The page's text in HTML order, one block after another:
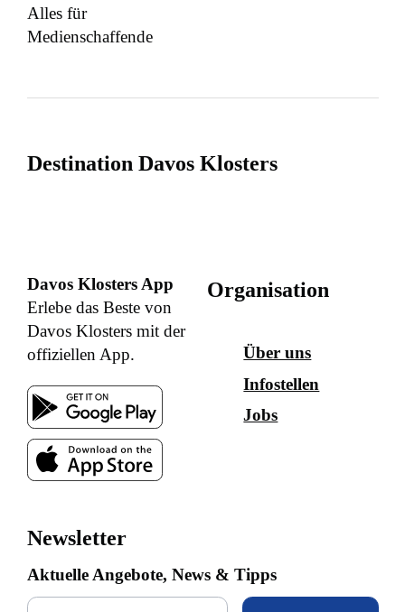
Alles für
Medienschaffende
Destination Davos Klosters
Davos Klosters App
Erlebe das Beste von
Davos Klosters mit der
offiziellen App.
Organisation
Über uns
Infostellen
Jobs
Newsletter
Aktuelle Angebote, News & Tipps